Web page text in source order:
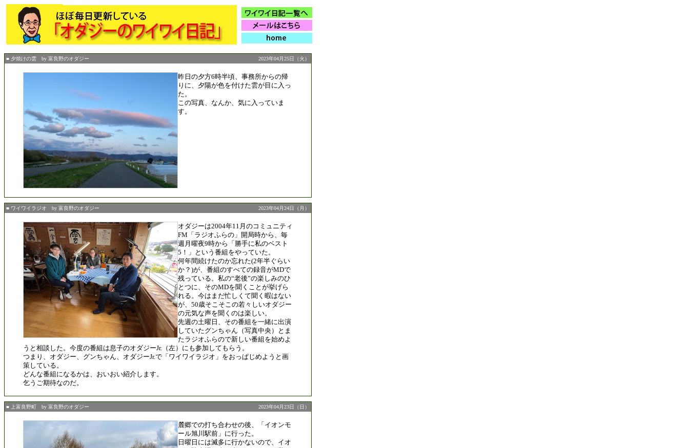
■ 夕焼けの雲 by 富良野のオダジー 2023年04月25日（火）
昨日の夕方6時半頃、事務所からの帰
りに、夕陽が色を付けた雲が目に入っ
た。
この写真、なんか、気に入っていま
す。
■ ワイワイラジオ by 富良野のオダジー 2023年04月24日（月）
オダジーは2004年11月のコミュニティ
FM「ラジオふらの」開局時から、毎
週月曜夜9時から「勝手に私のベスト
5！」という番組をやっていた。
何年間続けたのか忘れた(2年半ぐらい
か？)が、番組のすべての録音がMDで
残っている。私の“老後”の楽しみのひ
とつに、そのMDを聞くことが挙げら
れる。今はまだ忙しくて聞く暇はない
が、50歳そこそこの若々しいオダジー
の元気な声を聞くのは楽しい。
先週の土曜日、その番組を一緒に出演
していたグンちゃん（写真中央）とま
たラジオふらので新しい番組を始めよ
うと相談した。今度の番組は息子のオダジーJr.（左）にも参加してもらう。
つまり、オダジー、グンちゃん、オダジーJr.で「ワイワイラジオ」をおっぱじめようと画
策している。
どんな番組になるかは、おいおい紹介します。
乞うご期待なのだ。
■ 上富良野町 by 富良野のオダジー 2023年04月23日（日）
麓郷での打ち合わせの後、「イオンモ
ール旭川駅前」に行った。
日曜日には滅多に行かないので、イオ